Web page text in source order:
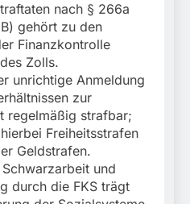
nach § 266a
gehört zu den
Finanzkontrolle
Zolls.
unrichtige Anmeldung
zur
regelmäßig strafbar;
Freiheitsstrafen
Geldstrafen.
und
durch die FKS trägt